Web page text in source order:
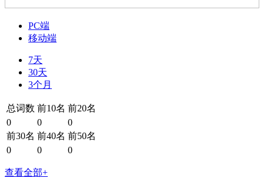
PC端
移动端
7天
30天
3个月
总词数 前10名 前20名
0
0
0
前30名 前40名 前50名
0
0 0
查看全部+